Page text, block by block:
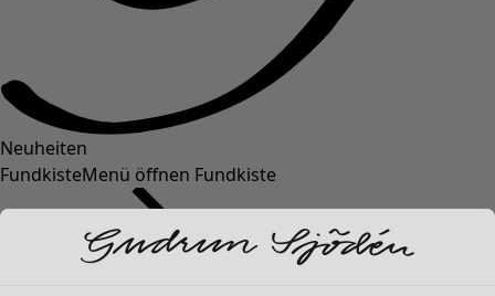
Neuheiten
FundkisteMenü öffnen Fundkiste